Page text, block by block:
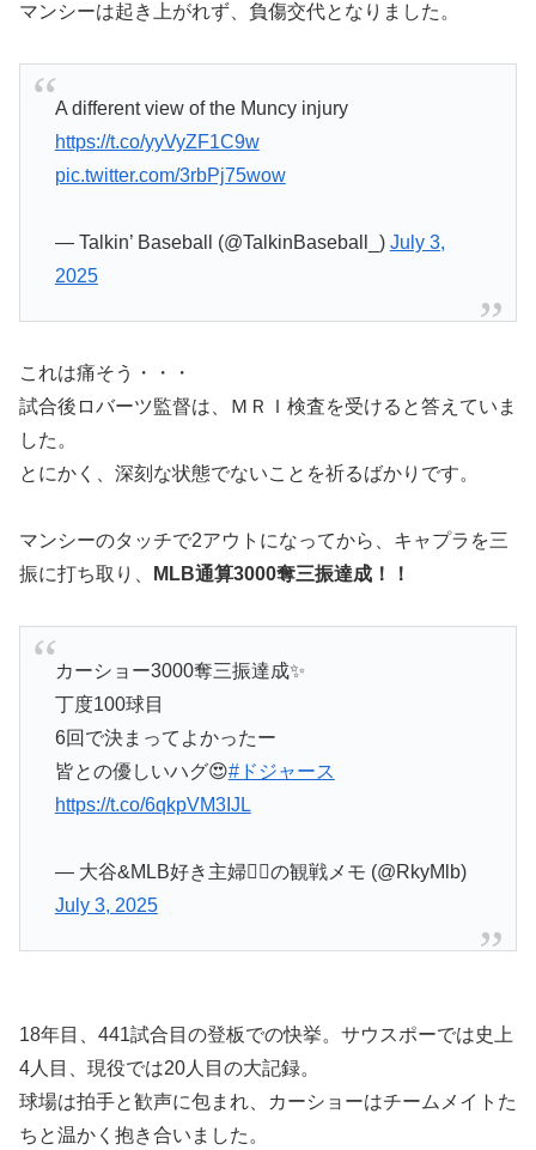
マンシーは起き上がれず、負傷交代となりました。
A different view of the Muncy injury
https://t.co/yyVyZF1C9w
pic.twitter.com/3rbPj75wow
— Talkin’ Baseball (@TalkinBaseball_) July 3,
2025
これは痛そう・・・
試合後ロバーツ監督は、ＭＲＩ検査を受けると答えていま
した。
とにかく、深刻な状態でないことを祈るばかりです。
マンシーのタッチで2アウトになってから、キャプラを三
振に打ち取り、
MLB通算3000奪三振達成！！
カーショー3000奪三振達成✨
丁度100球目
6回で決まってよかったー
皆との優しいハグ😍#ドジャース
https://t.co/6qkpVM3IJL
— 大谷&MLB好き主婦💁‍♀️の観戦メモ (@RkyMlb)
July 3, 2025
18年目、441試合目の登板での快挙。サウスポーでは史上
4人目、現役では20人目の大記録。
球場は拍手と歓声に包まれ、カーショーはチームメイトた
ちと温かく抱き合いました。